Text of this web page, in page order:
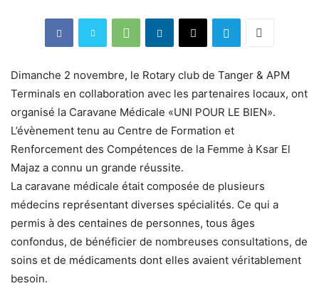
Dimanche 2 novembre, le Rotary club de Tanger & APM
Terminals en collaboration avec les partenaires locaux, ont
organisé la Caravane Médicale «UNI POUR LE BIEN».
L’évènement tenu au Centre de Formation et
Renforcement des Compétences de la Femme à Ksar El
Majaz a connu un grande réussite.
La caravane médicale était composée de plusieurs
médecins représentant diverses spécialités. Ce qui a
permis à des centaines de personnes, tous âges
confondus, de bénéficier de nombreuses consultations, de
soins et de médicaments dont elles avaient véritablement
besoin.